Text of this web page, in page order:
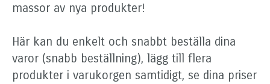
massor av nya produkter!
Här kan du enkelt och snabbt beställa dina
varor (snabb beställning), lägg till flera
produkter i varukorgen samtidigt, se dina priser